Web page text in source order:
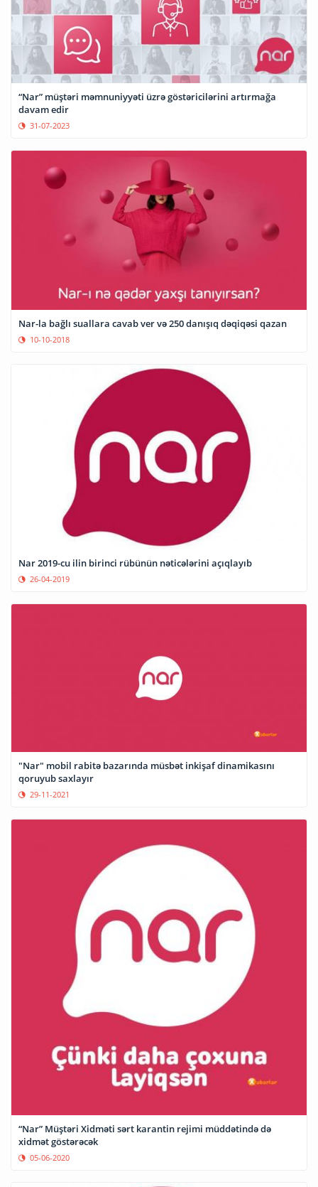
“Nar” müştəri məmnuniyyəti üzrə göstəricilərini artırmağa
davam edir
31-07-2023
Nar-la bağlı suallara cavab ver və 250 danışıq dəqiqəsi qazan
10-10-2018
Nar 2019-cu ilin birinci rübünün nəticələrini açıqlayıb
26-04-2019
"Nar" mobil rabitə bazarında müsbət inkişaf dinamikasını
qoruyub saxlayır
29-11-2021
“Nar” Müştəri Xidməti sərt karantin rejimi müddətində də
xidmət göstərəcək
05-06-2020